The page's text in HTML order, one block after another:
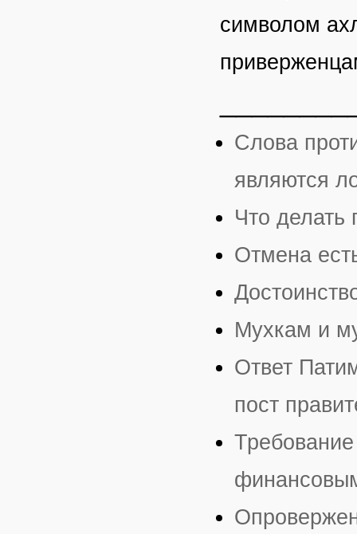
символом
Слова
являются
Что делать
Отмена
Мухкам и
Ответ
пост